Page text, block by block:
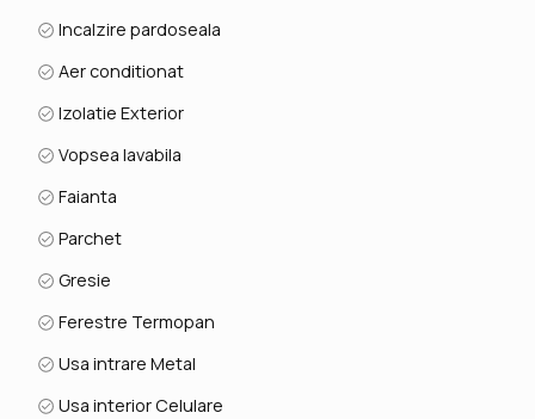
Incalzire pardoseala
Aer conditionat
Izolatie Exterior
Vopsea lavabila
Faianta
Parchet
Gresie
Ferestre Termopan
Usa intrare Metal
Usa interior Celulare